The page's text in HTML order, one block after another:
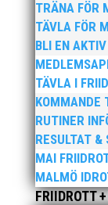
TRÄNA FÖR
TÄVLA FÖR
BLI EN
TÄVLA I
KOMMANDE
RUTINER
RESULTAT &
MAI
MALMÖ
FRIIDROTT +